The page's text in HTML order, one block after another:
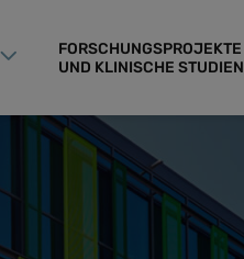
FORSCHUNGSPROJEKTE
UND KLINISCHE STUDIEN